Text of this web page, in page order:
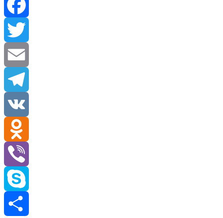
Facebook
Twitter
Email
Telegram
VK
Odnoklassniki
Viber
Skype